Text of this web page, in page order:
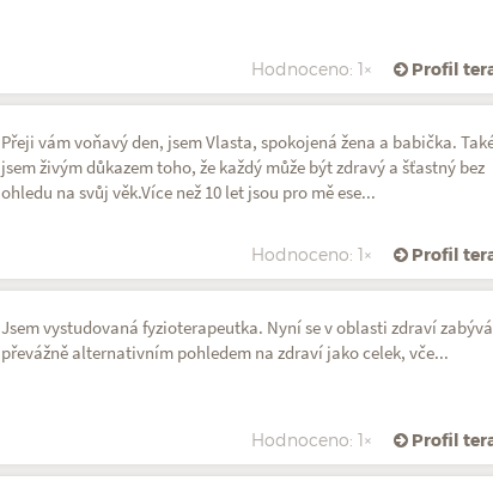
Hodnoceno: 1× Profil
Přeji vám voňavý den, jsem Vlasta, spokojená žena a babička.
jsem živým důkazem toho, že každý může být zdravý a šťastný bez
ohledu na svůj věk.Více než 10 let jsou pro mě ese...
Hodnoceno: 1× Profil
Jsem vystudovaná fyzioterapeutka. Nyní se v oblasti zdraví
převážně alternativním pohledem na zdraví jako celek, vče...
Hodnoceno: 1× Profil